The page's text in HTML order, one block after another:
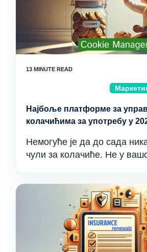
Најбоље платформе за
колачићима за употребу у
Немогуће је да до сада
чули за колачиће. Не у